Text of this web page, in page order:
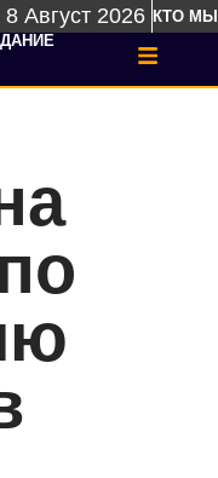
Август 2026 КТО МЫ